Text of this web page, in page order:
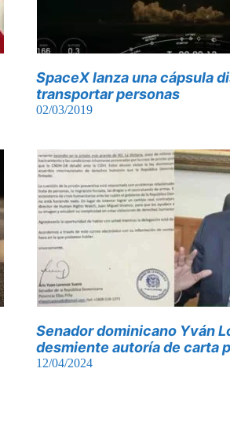
SpaceX lanza una cápsula
transportar personas
02/03/2019
Senador dominicano Yván
desmiente autoría de carta
12/04/2024